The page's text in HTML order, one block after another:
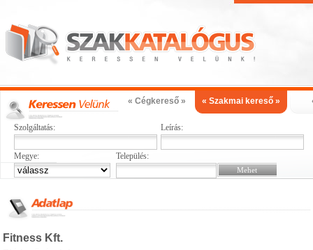
« Cégkereső » « Szakmai kereső »
Szolgáltatás: Leírás:
Megye: Település:
Fitness Kft.